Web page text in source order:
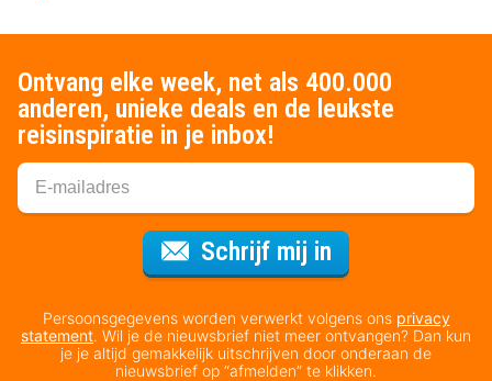
Ontvang elke week, net als 400.000
anderen, unieke deals en de leukste
reisinspiratie in je inbox!
Schrijf mij in
Persoonsgegevens worden verwerkt volgens ons privacy
statement. Wil je de nieuwsbrief niet meer ontvangen? Dan kun
je je altijd gemakkelijk uitschrijven door onderaan de
nieuwsbrief op “afmelden” te klikken.